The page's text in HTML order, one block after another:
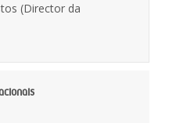
(Director da